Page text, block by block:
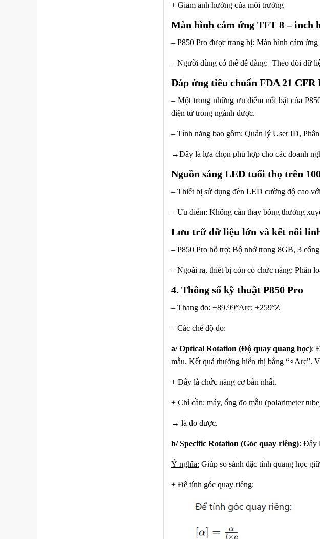
+ Giảm ảnh hưởng của môi trường
Màn hình cảm ứng TFT 8 – inch
– P850 Pro được trang bị: Màn hình cảm
– Người dùng có thể dễ dàng: Theo dõi dữ
Đáp ứng tiêu chuẩn FDA 21 CFR
– Một trong những ưu điểm nổi bật của
điện tử trong ngành dược.
– Tính năng bao gồm: Quản lý User ID,
→Đây là lựa chọn phù hợp cho các doanh
Nguồn sáng LED tuổi thọ trên
– Thiết bị sử dụng đèn LED cường độ cao
– Ưu điểm: Không cần thay bóng thường
Lưu trữ dữ liệu lớn và kết nối
– P850 Pro hỗ trợ: Bộ nhớ trong 8GB, 3
– Ngoài ra, thiết bị còn có chức năng: Phân
4. Thông số kỹ thuật P850 Pro
– Thang đo: ±89.99°Arc; ±259°Z
– Các chế độ đo:
a/ Optical Rotation (Độ quay quang học):
mẫu. Kết quả thường hiển thị bằng “∘Arc”.
+ Đây là chức năng cơ bản nhất.
+ Chỉ cần: máy, ống đo mẫu (polarimeter
→ là đo được.
b/ Specific Rotation (Góc quay riêng): Đây
Ý nghĩa: Giúp so sánh đặc tính quang học
+ Để tính góc quay riêng: